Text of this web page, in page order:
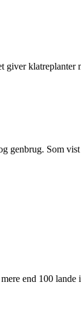
genbrug. Som
end 100 lande